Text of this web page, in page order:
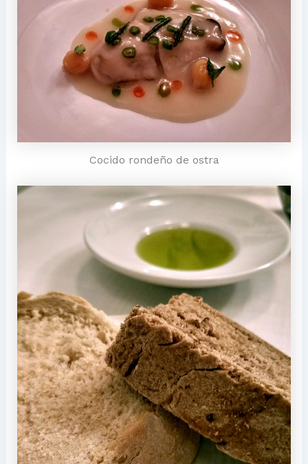
Cocido rondeño de ostra